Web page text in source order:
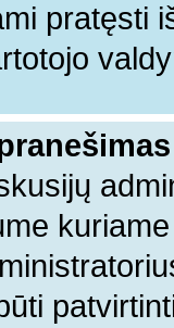
pratęsti